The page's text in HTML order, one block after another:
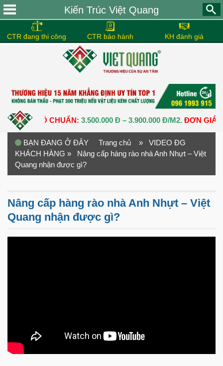
Kiến Trúc Việt Quang
CTR đang thi công CTR bảo hành KH đánh giá
THÔ CHUẨN:3.500.000 Đ – 3.900.000 Đ/M2.ĐƠN GIÁ XÂY
BẠN ĐANG Ở ĐÂY Trang chủ » VIDEO ĐG
KHÁCH HÀNG » Nâng cấp hàng rào nhà Anh Nhựt – Việt
Quang nhận được gì?
Nâng cấp hàng rào nhà Anh Nhựt – Việt
Quang nhận được gì?